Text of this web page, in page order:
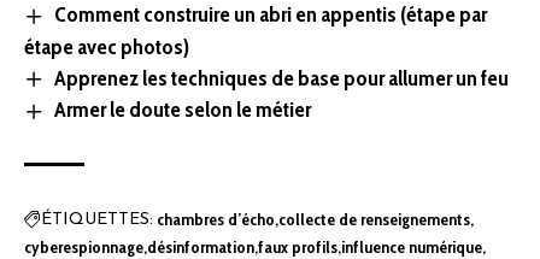
Comment construire un abri en appentis (étape par
étape avec photos)
Apprenez les techniques de base pour allumer un feu
Armer le doute selon le métier
ÉTIQUETTES: chambres d’écho collecte de renseignements
cyberespionnage désinformationfaux profils influence numérique